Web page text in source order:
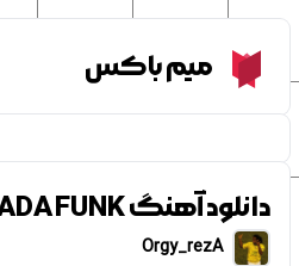
Meme Boxمیم باکس
دانلود آهنگ NEVADA FUNK
Orgy_rezA